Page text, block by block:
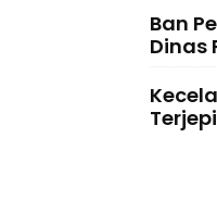
Ban
Dinas